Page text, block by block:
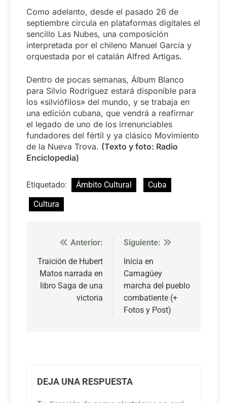
Como adelanto, desde el pasado 26 de
septiembre circula en plataformas digitales el
sencillo Las Nubes, una composición
interpretada por el chileno Manuel García y
orquestada por el catalán Alfred Artigas.
Dentro de pocas semanas, Álbum Blanco
para Silvio Rodríguez estará disponible para
los «silviófilos» del mundo, y se trabaja en
una edición cubana, que vendrá a reafirmar
el legado de uno de los irrenunciables
fundadores del fértil y ya clásico Movimiento
de la Nueva Trova. (Texto y foto: Radio
Enciclopedia)
Etiquetado: Ámbito Cultural
Cuba
Cultura
Navegación
de
entradas
Anterior:
Traición de Hubert
Matos narrada en
libro Saga de una
victoria
Siguiente:
Inicia en
Camagüey
marcha del pueblo
combatiente (+
Fotos y Post)
DEJA UNA RESPUESTA